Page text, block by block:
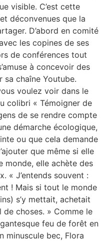
visible. C’est cette
déconvenues que la
D’abord en comité
les copines de ses
de conférences tout
à concevoir des
sa chaîne Youtube.
voulez voir dans le
colibri « Témoigner de
de se rendre compte
démarche écologique,
ou que cela demande
que même si elle
monde, elle achète des
« J’entends souvent :
! Mais si tout le monde
s’y mettait, achetait
choses. » Comme le
feu de forêt en
minuscule bec, Flora